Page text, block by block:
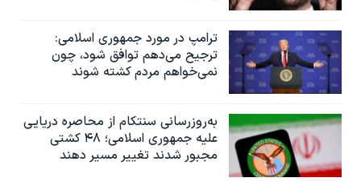
ترامپ در مورد جمهوری اسلامی:
ترجیح می‌دهم توافق شود، چون
نمی‌خواهم مردم کشته شوند
به‌روزرسانی سنتکام از محاصره دریایی
علیه جمهوری اسلامی؛ ۴۸ کشتی
مجبور شدند تغییر مسیر دهند